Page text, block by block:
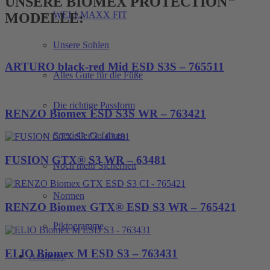
WELLMAXX FIT
Unsere Sohlen
Alles Gute für die Füße
Die richtige Passform
Spezielle Gefahren
Noch mehr Sicherheit
Normen
Piktogramme
Academy
MODELLE:
ARTURO black-red Mid ESD S3S – 765511
RENZO Biomex ESD S3S WR – 763421
FUSION GTX® S3 WR – 63481
RENZO Biomex GTX® ESD S3 WR – 765421
ELIO Biomex M ESD S3 – 763431